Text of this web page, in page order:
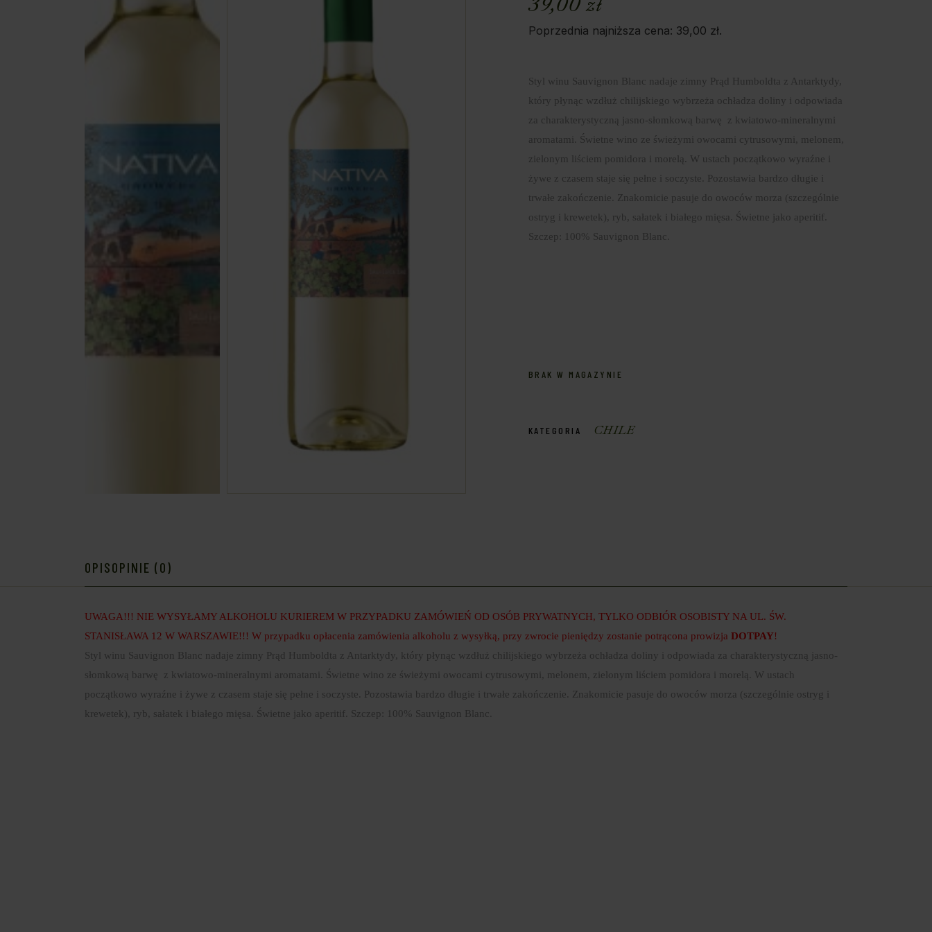
Poprzednia najniższa cena: 39,00 zł.
Styl winu Sauvignon Blanc nadaje zimny Prąd Humboldta z Antarktydy,
który płynąc wzdłuż chilijskiego wybrzeża ochładza doliny i odpowiada
za charakterystyczną jasno-słomkową barwę z kwiatowo-mineralnymi
aromatami. Świetne wino ze świeżymi owocami cytrusowymi, melonem,
zielonym liściem pomidora i morelą. W ustach początkowo wyraźne i
żywe z czasem staje się pełne i soczyste. Pozostawia bardzo długie i
trwałe zakończenie. Znakomicie pasuje do owoców morza (szczególnie
ostryg i krewetek), ryb, sałatek i białego mięsa. Świetne jako aperitif.
Szczep: 100% Sauvignon Blanc.
BRAK W MAGAZYNIE
KATEGORIA CHILE
OPISOPINIE (0)
UWAGA!!! NIE WYSYŁAMY ALKOHOLU KURIEREM W PRZYPADKU ZAMÓWIEŃ OD OSÓB PRYWATNYCH, TYLKO ODBIÓR OSOBISTY NA UL. ŚW.
STANISŁAWA 12 W WARSZAWIE!!! W przypadku opłacenia zamówienia alkoholu z wysyłką, przy zwrocie pieniędzy zostanie potrącona prowizja DOTPAY!
Styl winu Sauvignon Blanc nadaje zimny Prąd Humboldta z Antarktydy, który płynąc wzdłuż chilijskiego wybrzeża ochładza doliny i odpowiada za charakterystyczną jasno-
słomkową barwę z kwiatowo-mineralnymi aromatami. Świetne wino ze świeżymi owocami cytrusowymi, melonem, zielonym liściem pomidora i morelą. W ustach
początkowo wyraźne i żywe z czasem staje się pełne i soczyste. Pozostawia bardzo długie i trwałe zakończenie. Znakomicie pasuje do owoców morza (szczególnie ostryg i
krewetek), ryb, sałatek i białego mięsa. Świetne jako aperitif. Szczep: 100% Sauvignon Blanc.